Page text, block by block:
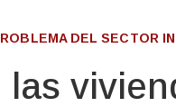
DEL SECTOR
las